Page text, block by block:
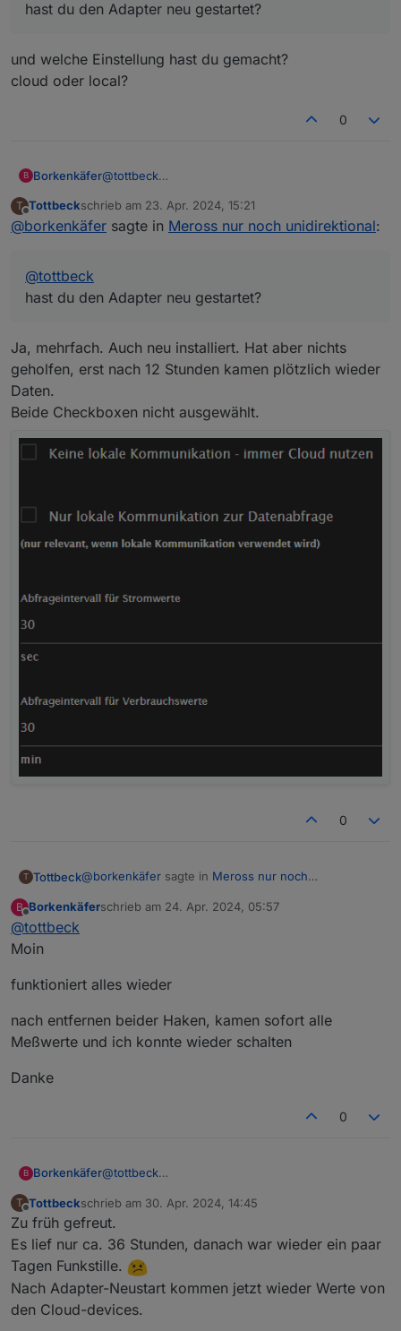
hast du den Adapter neu gestartet?
und welche Einstellung hast du gemacht?
cloud oder local?
0
B Borkenkäfer@tottbeck
T
Offline
Tottbeckschrieb am 23. Apr. 2024, 15:21
zuletzt editiert von
@borkenkäfer sagte in Meross nur noch unidirektional:
@tottbeck
hast du den Adapter neu gestartet?
Ja, mehrfach. Auch neu installiert. Hat aber nichts
geholfen, erst nach 12 Stunden kamen plötzlich wieder
Daten.
Beide Checkboxen nicht ausgewählt.
0
T Tottbeck@borkenkäfer sagte in Meross nur noch
wieder Daten.
B
Offline
Borkenkäferschrieb am 24. Apr. 2024, 05:57
zuletzt editiert von
@tottbeck
Moin
funktioniert alles wieder
nach entfernen beider Haken, kamen sofort alle
Meßwerte und ich konnte wieder schalten
Danke
0
B Borkenkäfer@tottbeck
funktioniert alles wieder
nach entfernen beider Haken, kamen sofort alle
Meßwerte und ich konnte wieder schalten
Danke
T
Offline
Tottbeckschrieb am 30. Apr. 2024, 14:45
zuletzt editiert von
Zu früh gefreut.
Es lief nur ca. 36 Stunden, danach war wieder ein paar
Tagen Funkstille.
Nach Adapter-Neustart kommen jetzt wieder Werte von
den Cloud-devices.